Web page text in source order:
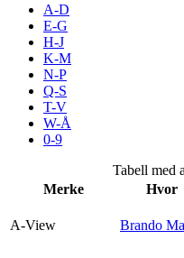
Inspirasjon
Søk
Praktisk informasjon
Ledige stillinger
A-D
E-G
H-J
K-M
N-P
Q-S
T-V
W-Å
0-9
Tabell med
Merke
Hvor
A-View Brando